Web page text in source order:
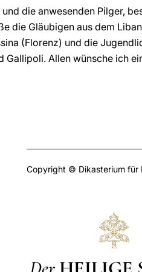
die anwesenden Pilger,
die Gläubigen aus dem
(Florenz) und die
Gallipoli. Allen wünsche ich
Copyright © Dikasterium für
Der